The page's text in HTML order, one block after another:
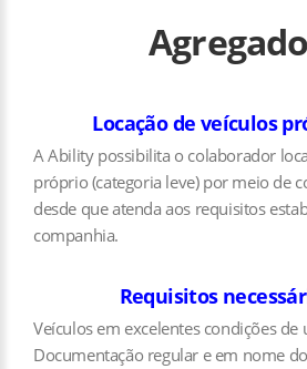
Agregado
Locação de veículos
A Ability possibilita o colaborador
próprio (categoria leve) por meio de
desde que atenda aos requisitos
companhia.
Requisitos
Veículos em excelentes condições de
Documentação regular e em nome